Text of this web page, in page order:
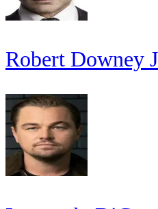
Robert Downey